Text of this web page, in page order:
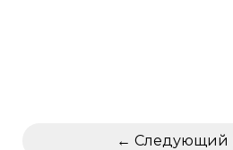
Следующий